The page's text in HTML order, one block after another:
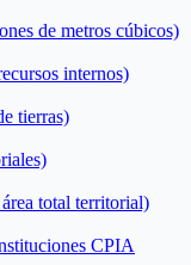
de metros cúbicos)
internos)
tierras)
total territorial)
CPIA